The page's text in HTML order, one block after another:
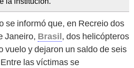
se informó que, en Recreio dos
Janeiro, Brasil, dos helicópteros
vuelo y dejaron un saldo de seis
las víctimas se